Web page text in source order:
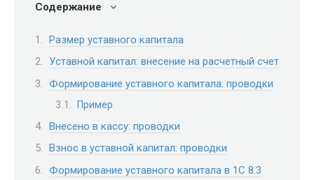
Содержание
Размер уставного капитала
Уставной капитал: внесение на расчетный счет
Формирование уставного капитала: проводки
Пример
Внесено в кассу: проводки
Взнос в уставной капитал: проводки
Формирование уставного капитала в 1С 8.3